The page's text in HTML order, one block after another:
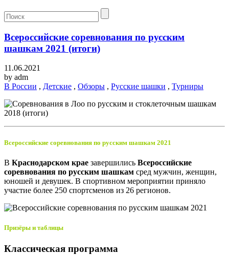
Всероссийские соревнования по русским
шашкам 2021 (итоги)
11.06.2021
by adm
В России , Детские , Обзоры , Русские шашки , Турниры
Всероссийские соревнования по русским шашкам 2021
В Краснодарском крае завершились Всероссийские
соревнования по русским шашкам сред мужчин, женщин,
юношей и девушек. В спортивном мероприятии приняло
участие более 250 спортсменов из 26 регионов.
Призёры и таблицы
Классическая программа